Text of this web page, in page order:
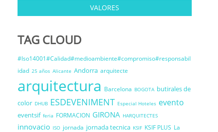
VALORES
TAG CLOUD
#Iso14001#Calidad#medioambiente#compromiso#responsabil
idad 25 años Alicante Andorra arquitecte
arquitectura Barcelona BOGOTA butirales de
color DHUB ESDEVENIMENT Especial Hoteles evento
eventsif feria FORMACION GIRONA HARQUITECTES
innovacio ISO jornada jornada tecnica KSIF KSIF PLUS La